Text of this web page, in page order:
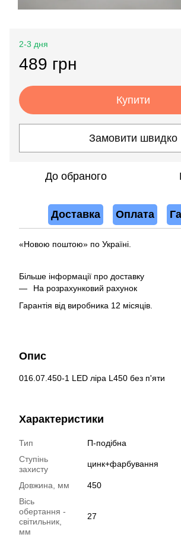
2-3 дня
489 грн
Купити
Замовити швидко
До обраного
Доставка Оплата
«Новою поштою» по Україні.
Більше інформації про доставку
На розрахунковий рахунок
Гарантія від виробника 12 місяців.
Опис
016.07.450-1 LED ліра L450 без п'яти
Характеристики
Тип
П-подібна
Ступінь
захисту
цинк+фарбування
Довжина, мм
450
Вісь
обертання -
світильник,
мм
27